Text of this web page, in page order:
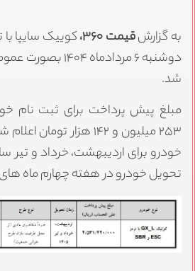
به گزارشقیمت ۳۶۰،
دوشنبه ۶
شد.
۲۵۳ میلیون و ۱۴۲ هزار
تحویل خودرو در هفته چهارم ماه